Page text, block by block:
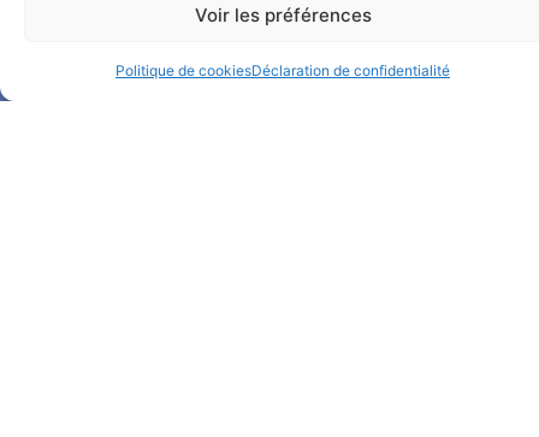
Voir les préférences
Politique de cookiesDéclaration de confidentialité